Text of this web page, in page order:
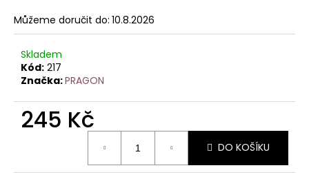
Můžeme doručit do: 10.8.2026
Skladem
Kód: 217
Značka:PRAGON
245 Kč
DO KOŠÍKU
D
o
o
u